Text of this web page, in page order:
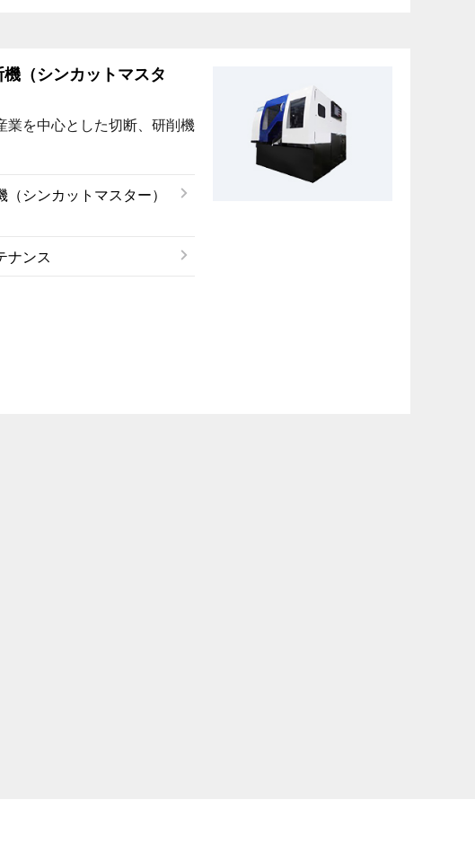
（シンカットマスタ
業を中心とした切断、研削機
（シンカットマスター）
ナンス